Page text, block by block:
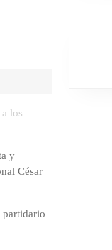
los
y
César
partidario